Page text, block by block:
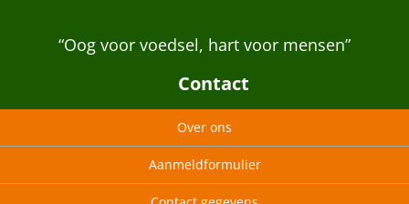
“Oog voor voedsel, hart voor mensen”
Contact
Over ons
Aanmeldformulier